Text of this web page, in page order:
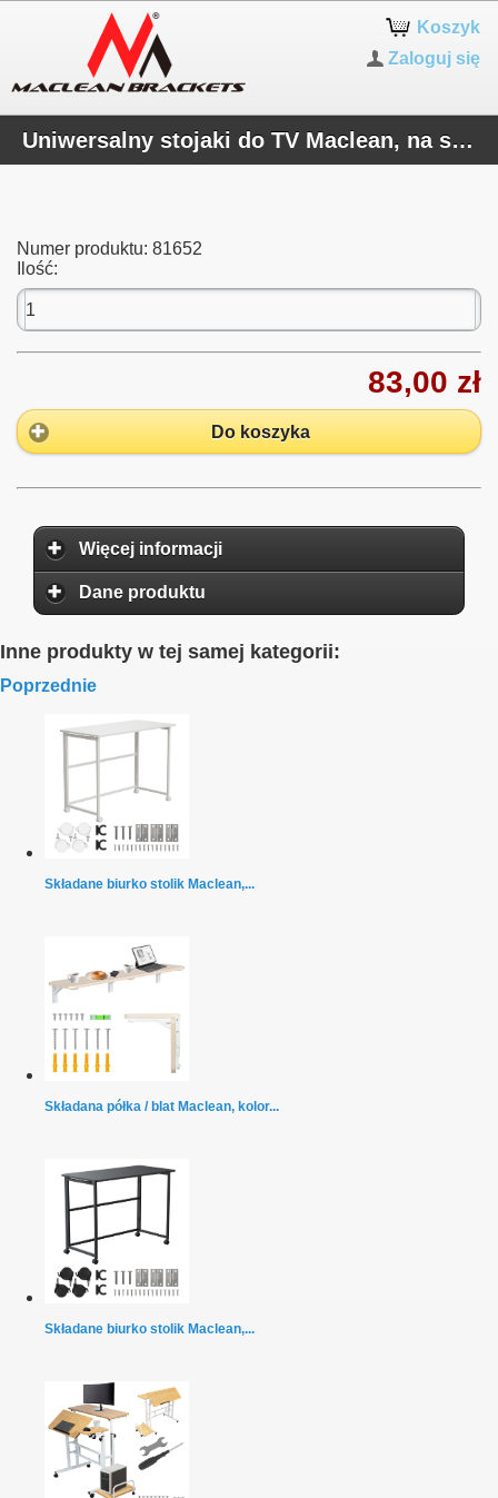
Koszyk
Zaloguj się
Uniwersalny stojaki do TV Maclean, na szafkę RTV, podstawka, max. 40kg, max. VESA 400x400, dla TV 32-65", MC-450
Numer produktu: 81652
Ilość:
83,00 zł
Do koszyka
Więcej informacji
Dane produktu
Inne produkty w tej samej kategorii:
Poprzednie
Składane biurko stolik Maclean,...
Składana półka / blat Maclean, kolor...
Składane biurko stolik Maclean,...